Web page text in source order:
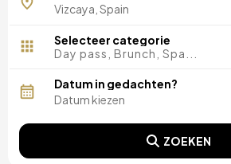
Selecteer categorie
Day pass, Brunch, Spa...
Datum in gedachten?
ZOEKEN